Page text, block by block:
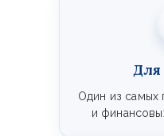
Для
Один из самых
и